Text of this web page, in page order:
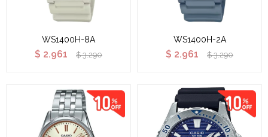
WS1400H-8A
$ 2.961 $ 3.290
WS1400H-2A
$ 2.961 $ 3.290